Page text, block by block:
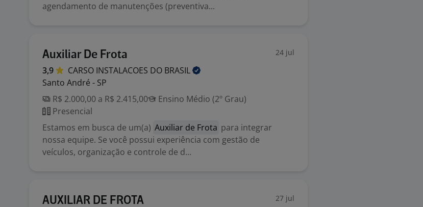
agendamento de manutenções (preventiva...
Auxiliar De Frota 24 jul
3,9 CARSO INSTALACOES DO BRASIL
Santo André - SP
R$ 2.000,00 a R$ 2.415,00
Ensino Médio (2º Grau)
Presencial
Estamos em busca de um(a) Auxiliar de Frota para integrar
nossa equipe. Se você possui experiência com gestão de
veículos, organização e controle de d...
AUXILIAR DE FROTA 27 jul